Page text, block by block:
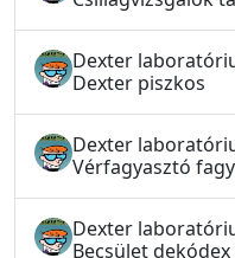
Dexter
Dexter piszkos
Dexter
Vérfagyasztó
Dexter
Becsület dekódex